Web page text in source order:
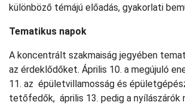
különböző témájú előadás, gyakorlati
Tematikus napok
A koncentrált szakmaiság jegyében
az érdeklődőket. Április 10. a megújuló
11. az épületvillamosság és
tetőfedők, április 13. pedig a nyílászárók